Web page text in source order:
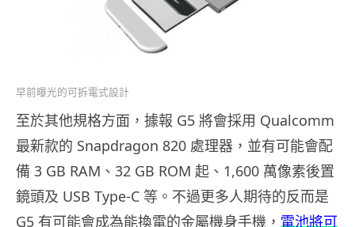
早前曝光的可拆電式設計
至於其他規格方面，據報 G5 將會採用 Qualcomm
最新款的 Snapdragon 820 處理器，並有可能會配
備 3 GB RAM、32 GB ROM 起、1,600 萬像素後置
鏡頭及 USB Type-C 等。不過更多人期待的反而是
G5 有可能會成為能換電的金屬機身手機， 電池將可